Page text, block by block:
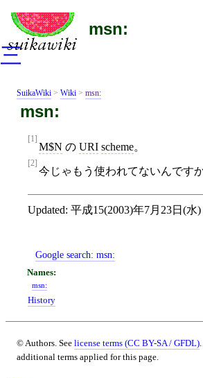
msn:
SuikaWiki > Wiki > msn:
msn:
[1]
M$N の URI scheme。
[2]
今じゃもう使われてないんです
Updated: 平成15(2003)年7月23日(水
Google search:msn:
msn:
History
© Authors. See license terms (CC BY-SA / GFDL)
additional terms applied for this page.
三